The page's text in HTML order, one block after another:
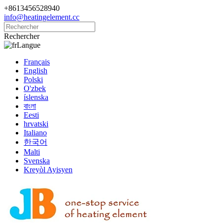
+8613456528940
info@heatingelement.cc
Rechercher
Langue
Français
English
Polski
O'zbek
íslenska
বাংলা
Eesti
hrvatski
Italiano
한국어
Malti
Svenska
Kreyòl Ayisyen